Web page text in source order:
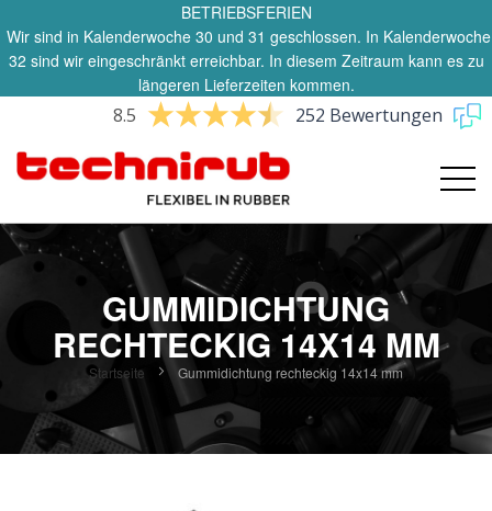
BETRIEBSFERIEN
Wir sind in Kalenderwoche 30 und 31 geschlossen. In Kalenderwoche
32 sind wir eingeschränkt erreichbar. In diesem Zeitraum kann es zu
längeren Lieferzeiten kommen.
8.5 252 Bewertungen
GUMMIDICHTUNG
RECHTECKIG 14X14 MM
Startseite Gummidichtung rechteckig 14x14 mm